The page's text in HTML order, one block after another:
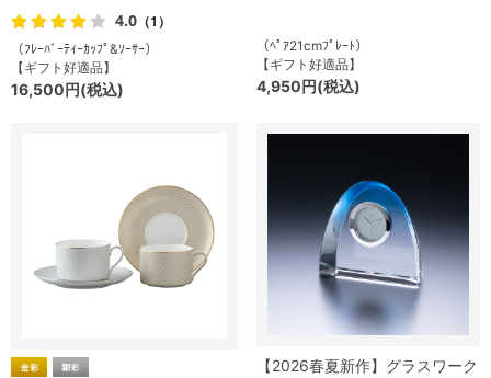
4.0 （1）
（ﾌﾚｰﾊﾞｰﾃｨｰｶｯﾌﾟ&ｿｰｻｰ）
【ギフト好適品】
16,500円(税込)
（ﾍﾟｱ21cmﾌﾟﾚｰﾄ）
【ギフト好適品】
4,950円(税込)
【2026春夏新作】グラスワーク